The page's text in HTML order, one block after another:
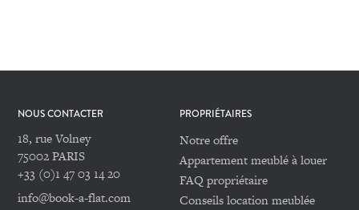
NOUS CONTACTER
18, rue Volney
75002 PARIS
+33 (0)1 47 03 14 20
info@book-a-flat.com
PROPRIÉTAIRES
Notre offre
Appartement meublé à louer
FAQ propriétaire
Conseils location meublée